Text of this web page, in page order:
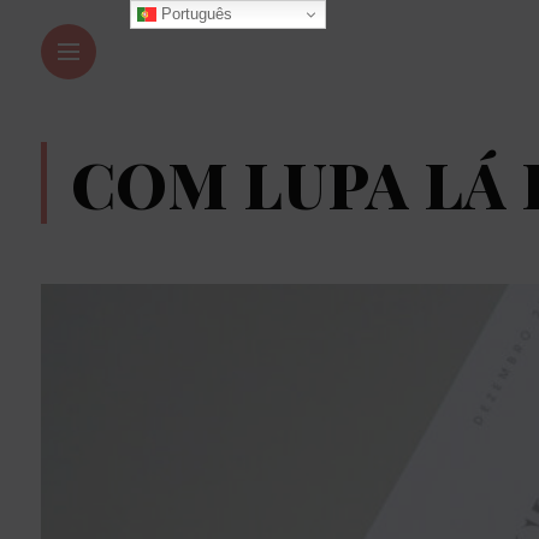
COM LUPA LÁ
Português